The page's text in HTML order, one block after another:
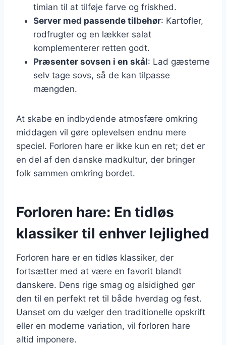
timian til at tilføje farve og friskhed.
Server med passende tilbehør: Kartofler,
rodfrugter og en lækker salat
komplementerer retten godt.
Præsenter sovsen i en skål: Lad gæsterne
selv tage sovs, så de kan tilpasse
mængden.
At skabe en indbydende atmosfære omkring
middagen vil gøre oplevelsen endnu mere
speciel. Forloren hare er ikke kun en ret; det er
en del af den danske madkultur, der bringer
folk sammen omkring bordet.
Forloren hare: En tidløs
klassiker til enhver lejlighed
Forloren hare er en tidløs klassiker, der
fortsætter med at være en favorit blandt
danskere. Dens rige smag og alsidighed gør
den til en perfekt ret til både hverdag og fest.
Uanset om du vælger den traditionelle opskrift
eller en moderne variation, vil forloren hare
altid imponere.